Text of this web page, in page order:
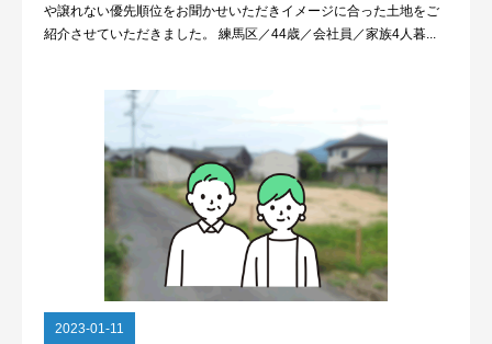
や譲れない優先順位をお聞かせいただきイメージに合った土地をご
紹介させていただきました。 練馬区／44歳／会社員／家族4人暮...
2023-01-11